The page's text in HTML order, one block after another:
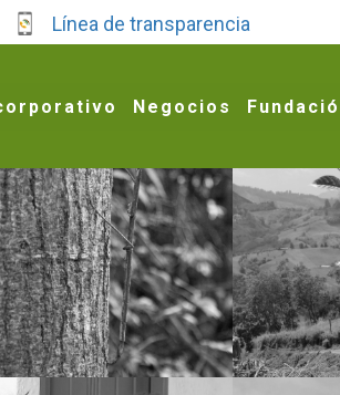
Línea de transparencia
Negocios
generar buenos hábitos